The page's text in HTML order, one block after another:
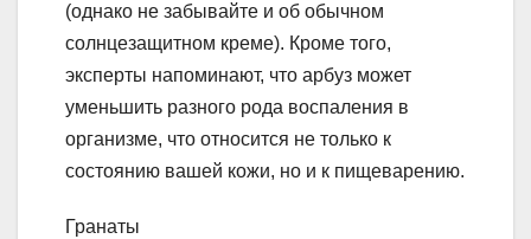
(однако не забывайте и об обычном
солнцезащитном креме). Кроме того,
эксперты напоминают, что арбуз может
уменьшить разного рода воспаления в
организме, что относится не только к
состоянию вашей кожи, но и к пищеварению.
Гранаты